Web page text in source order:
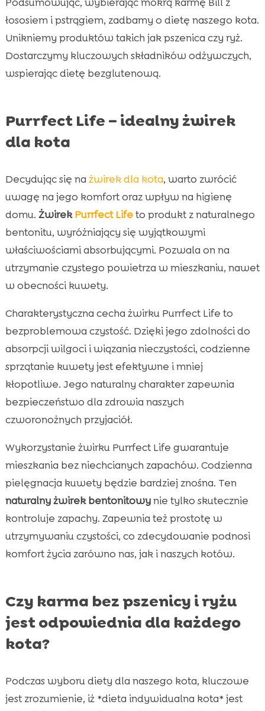
łososiem i pstrągiem, zadbamy o dietę naszego kota.
Unikniemy produktów takich jak pszenica czy ryż.
Dostarczymy kluczowych składników odżywczych,
wspierając dietę bezglutenową.
Purrfect Life – idealny żwirek
dla kota
Decydując się na żwirek dla kota, warto zwrócić
uwagę na jego komfort oraz wpływ na higienę
domu. ŻwirekPurrfect Lifeto produkt z naturalnego
bentonitu, wyróżniający się wyjątkowymi
właściwościami absorbującymi. Pozwala on na
utrzymanie czystego powietrza w mieszkaniu, nawet
w obecności kuwety.
Charakterystyczna cecha żwirku Purrfect Life to
bezproblemowa czystość. Dzięki jego zdolności do
absorpcji wilgoci i wiązania nieczystości, codzienne
sprzątanie kuwety jest efektywne i mniej
kłopotliwe. Jego naturalny charakter zapewnia
bezpieczeństwo dla zdrowia naszych
czworonożnych przyjaciół.
Wykorzystanie żwirku Purrfect Life gwarantuje
mieszkania bez niechcianych zapachów. Codzienna
pielęgnacja kuwety będzie bardziej znośna. Ten
naturalny żwirek bentonitowynie tylko skutecznie
kontroluje zapachy. Zapewnia też prostotę w
utrzymywaniu czystości, co zdecydowanie podnosi
komfort życia zarówno nas, jak i naszych kotów.
Czy karma bez pszenicy i ryżu
jest odpowiednia dla każdego
kota?
Podczas wyboru diety dla naszego kota, kluczowe
jest zrozumienie, iż *dieta indywidualna kota* jest